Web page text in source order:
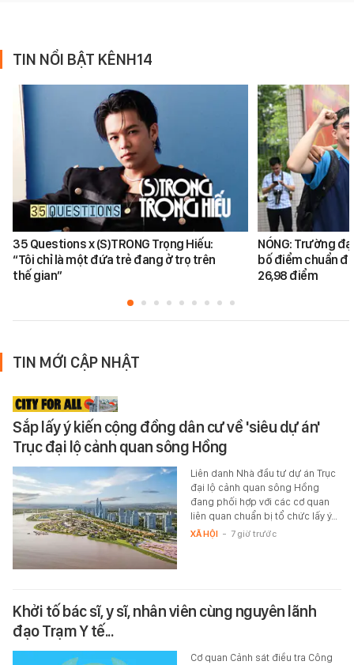
TIN NỔI BẬT KÊNH14
35 Questions x (S)TRONG Trọng Hiếu:
“Tôi chỉ là một đứa trẻ đang ở trọ trên
thế gian”
NÓNG: Trường
bố điểm chuẩn
26,98 điểm
TIN MỚI CẬP NHẬT
Sắp lấy ý kiến cộng đồng dân cư về 'siêu dự án'
Trục đại lộ cảnh quan sông Hồng
Liên danh Nhà đầu tư dự án Trục
đại lộ cảnh quan sông Hồng
đang phối hợp với các cơ quan
liên quan chuẩn bị tổ chức lấy ý…
XÃ HỘI - 7 giờ trước
Khởi tố bác sĩ, y sĩ, nhân viên cùng nguyên lãnh
đạo Trạm Y tế...
Cơ quan Cảnh sát điều tra Công